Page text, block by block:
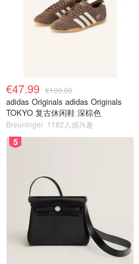
€47.99 €100.00
adidas Originals adidas Originals
TOKYO 复古休闲鞋 深棕色
Breuninger 1182人感兴趣
5